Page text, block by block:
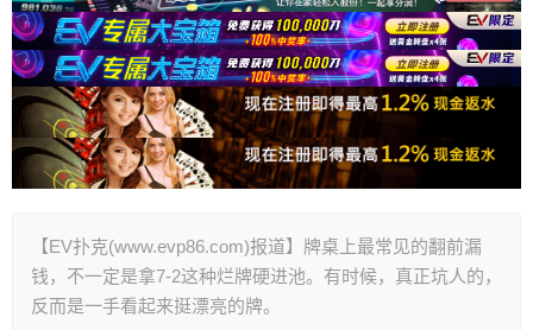
【EV扑克(www.evp86.com)报道】牌桌上最常见的翻前漏
钱，不一定是拿7-2这种烂牌硬进池。有时候，真正坑人的，
反而是一手看起来挺漂亮的牌。